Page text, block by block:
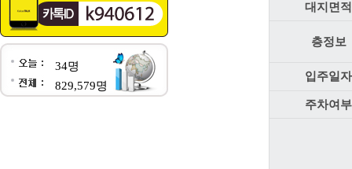
34명
829,579명
대지면적
층정보
입주일자
주차여부